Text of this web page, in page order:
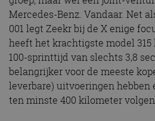
Mercedes-Benz. Vandaar. Net
001 legt Zeekr bij de X enige
heeft het krachtigste model 315
100-sprinttijd van slechts 3,8
belangrijker voor de meeste
leverbare) uitvoeringen hebben
ten minste 400 kilometer